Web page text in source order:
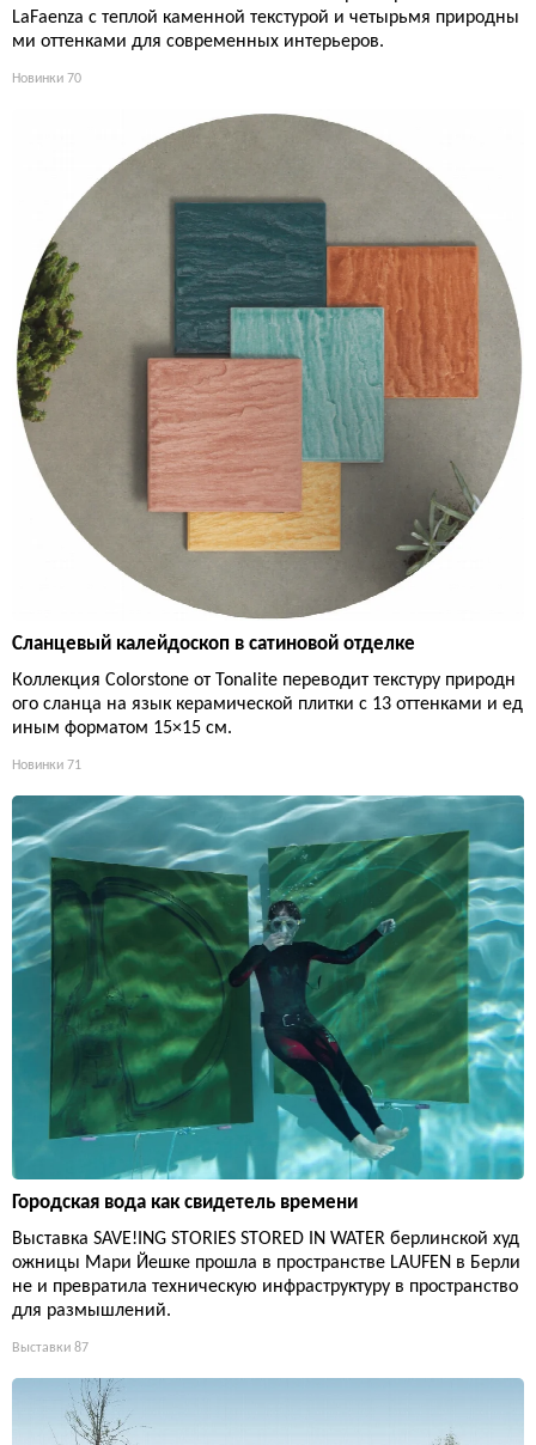
LaFaenza с теплой каменной текстурой и четырьмя природны
ми оттенками для современных интерьеров.
Новинки 70
Сланцевый калейдоскоп в сатиновой отделке
Коллекция Colorstone от Tonalite переводит текстуру природн
ого сланца на язык керамической плитки с 13 оттенками и ед
иным форматом 15×15 см.
Новинки 71
Городская вода как свидетель времени
Выставка SAVE!ING STORIES STORED IN WATER берлинской худ
ожницы Мари Йешке прошла в пространстве LAUFEN в Берли
не и превратила техническую инфраструктуру в пространство
для размышлений.
Выставки 87